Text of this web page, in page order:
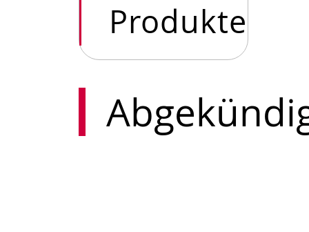
Produkte